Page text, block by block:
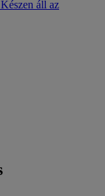
Készen áll az